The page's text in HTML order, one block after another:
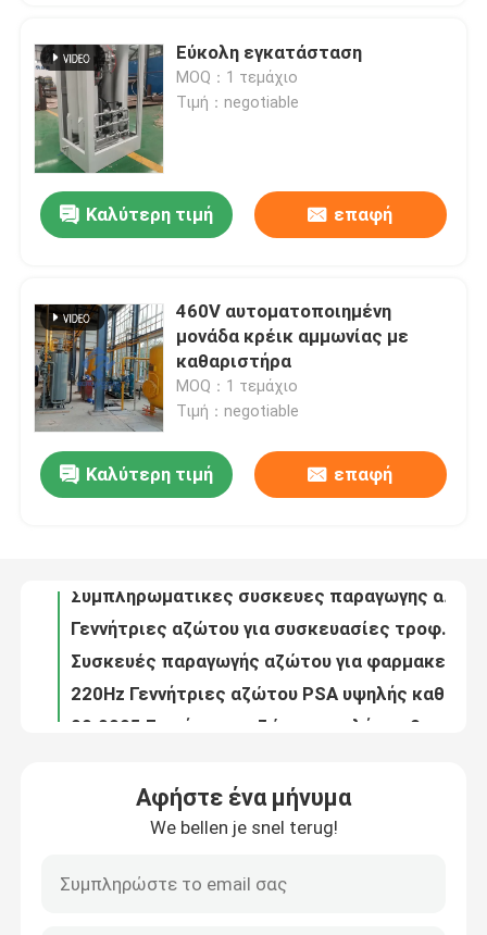
Σπίτι
Προϊόντα
Επικοινωνήστε μαζί μας
Ειδήσεις
Ζητήστε μια προσφορά
Εύκολη εγκατάσταση
MOQ：1 τεμάχιο
Τιμή：negotiable
Καλύτερη τιμή επαφή
460V αυτοματοποιημένη
μονάδα κρέικ αμμωνίας με
καθαριστήρα
MOQ：1 τεμάχιο
Τιμή：negotiable
Καλύτερη τιμή επαφή
ISO Container Mobile PSA Generators για αέριο και πετρέλαιο
220Hz Γεννήτριες αζώτου PSA υψηλής καθαρότητας για την επεξεργασία χαλκού
99.9995 Γεννήτριες αζώτου υψηλής καθαρότητας PSA για ανταλλακτικά αυτοκινήτων
99.99 Συμπληρωματικές γεννήτριες αζώτου PSA για την ηλεκτρονική βιομηχανία
99.999 Γεννήτριες αζώτου PSA υψηλού σημείου δροσιάς για μεταλλουργία σκόνης
Αφήστε ένα μήνυμα
We bellen je snel terug!